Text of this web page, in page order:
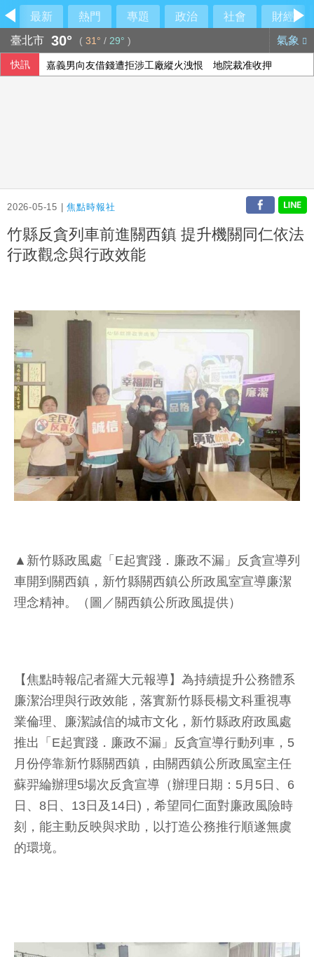
最新 熱門 專題 政治 社會
財經
臺北市 30° ( 31° / 29° ) 氣象
快訊 嘉義男向友借錢遭拒涉工廠縱火洩恨 地院裁准收押
2026-05-15 |焦點時報社
竹縣反貪列車前進關西鎮 提升機關同仁依法
行政觀念與行政效能
▲新竹縣政風處「E起實踐．廉政不漏」反貪宣導列
車開到關西鎮，新竹縣關西鎮公所政風室宣導廉潔
理念精神。（圖／關西鎮公所政風提供）
【焦點時報/記者羅大元報導】為持續提升公務體系
廉潔治理與行政效能，落實新竹縣長楊文科重視專
業倫理、廉潔誠信的城市文化，新竹縣政府政風處
推出「E起實踐．廉政不漏」反貪宣導行動列車，5
月份停靠新竹縣關西鎮，由關西鎮公所政風室主任
蘇羿綸辦理5場次反貪宣導（辦理日期：5月5日、6
日、8日、13日及14日)，希望同仁面對廉政風險時
刻，能主動反映與求助，以打造公務推行順遂無虞
的環境。